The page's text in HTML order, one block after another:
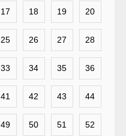
17 18 19 20
25 26 27 28
33 34 35 36
41 42 43 44
49 50 51 52